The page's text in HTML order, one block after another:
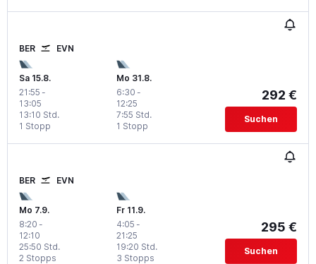
BER EVN
Sa 15.8.
21:55 -
13:05
1 Stopp
13:10 Std.
Mo 31.8.
6:30 -
12:25
1 Stopp
7:55 Std.
292 €
Suchen
BER EVN
Mo 7.9.
8:20 -
12:10
2 Stopps
25:50 Std.
Fr 11.9.
4:05 -
21:25
3 Stopps
19:20 Std.
295 €
Suchen